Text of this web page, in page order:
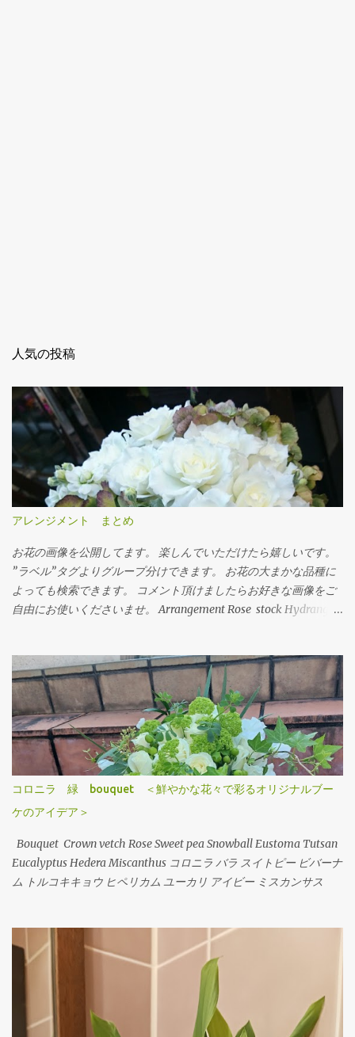
人気の投稿
アレンジメント まとめ
お花の画像を公開してます。 楽しんでいただけたら嬉しいです。
”ラベル”タグよりグループ分けできます。 お花の大まかな品種に
よっても検索できます。 コメント頂けましたらお好きな画像をご
自由にお使いくださいませ。 Arrangement Rose stock Hydrangea
カーネーション ガマズミ ブプレニウム Arrangement Oriental-
Hybrids Lithianus Anthrum Buprenium Japanese andromeda
Alchemilla オリエンタルユリ（シベリア） リシアンサス アンスリ
ューム ブプレニウム アセビ アルケミラ Arrangement Tulips Sweet
pea Carnation Hypericum Green bell Pink Jasmine Leather fan チ
ューリップ スイトピー カーネーション ヒペリカム グリーンベル
ハゴロモジャスミン レザーファン Arrangement Rose (Eve Piazze)
Symphoricarpos albus Grape ivy バラ（イヴピアチェ） シンフォ
リカルフォス グレープアイビー Arrangement Rose Carnation
Eustoma Sankirai Hagoromo Jasmine Geranium バラ（イヴピア
チェ） カーネーション トルコキキョウ サンキライ ハゴロモジャス
ミン ゼラニューム Arrangement Rose Ammi visnaga（Green
コロニラ 緑 bouquet ＜鮮やかな花々で彩るオリジナルブー
ケのアイデア＞
Bouquet Crown vetch Rose Sweet pea Snowball Eustoma Tutsan
Eucalyptus Hedera Miscanthus コロニラ バラ スイトピー ビバーナ
ム トルコキキョウ ヒペリカム ユーカリ アイビー ミスカンサス